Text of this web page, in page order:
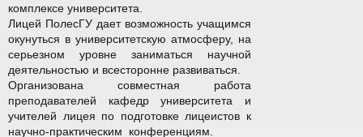
комплексе университета.
Лицей ПолесГУ дает возможность учащимся
окунуться в университетскую атмосферу, на
серьезном уровне заниматься научной
деятельностью и всесторонне развиваться.
Организована совместная работа
преподавателей кафедр университета и
учителей лицея по подготовке лицеистов к
научно-практическим конференциям.